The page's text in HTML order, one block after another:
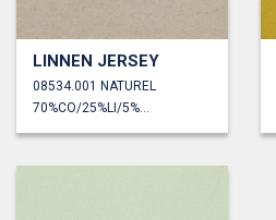
LINNEN JERSEY
08534.001 NATUREL